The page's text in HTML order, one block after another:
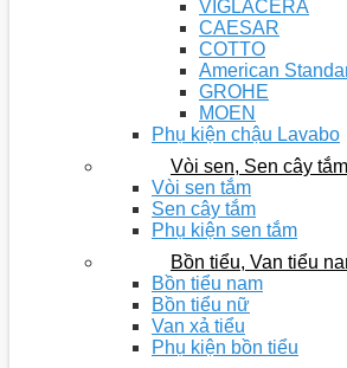
VIGLACERA
CAESAR
COTTO
American
GROHE
MOEN
Phụ kiện chậu Lavabo
Vòi sen, Sen cây tắm
Vòi sen tắm
Sen cây tắm
Phụ kiện sen tắm
Bồn tiểu, Van tiểu
Bồn tiểu nam
Bồn tiểu nữ
Van xả tiểu
Phụ kiện bồn tiểu